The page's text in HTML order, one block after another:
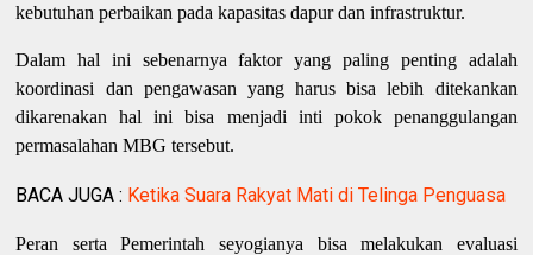
kebutuhan perbaikan pada kapasitas dapur dan infrastruktur.
Dalam hal ini sebenarnya faktor yang paling penting adalah
koordinasi dan pengawasan yang harus bisa lebih ditekankan
dikarenakan hal ini bisa menjadi inti pokok penanggulangan
permasalahan MBG tersebut.
BACA JUGA : Ketika Suara Rakyat Mati di Telinga Penguasa
Peran serta Pemerintah seyogianya bisa melakukan evaluasi